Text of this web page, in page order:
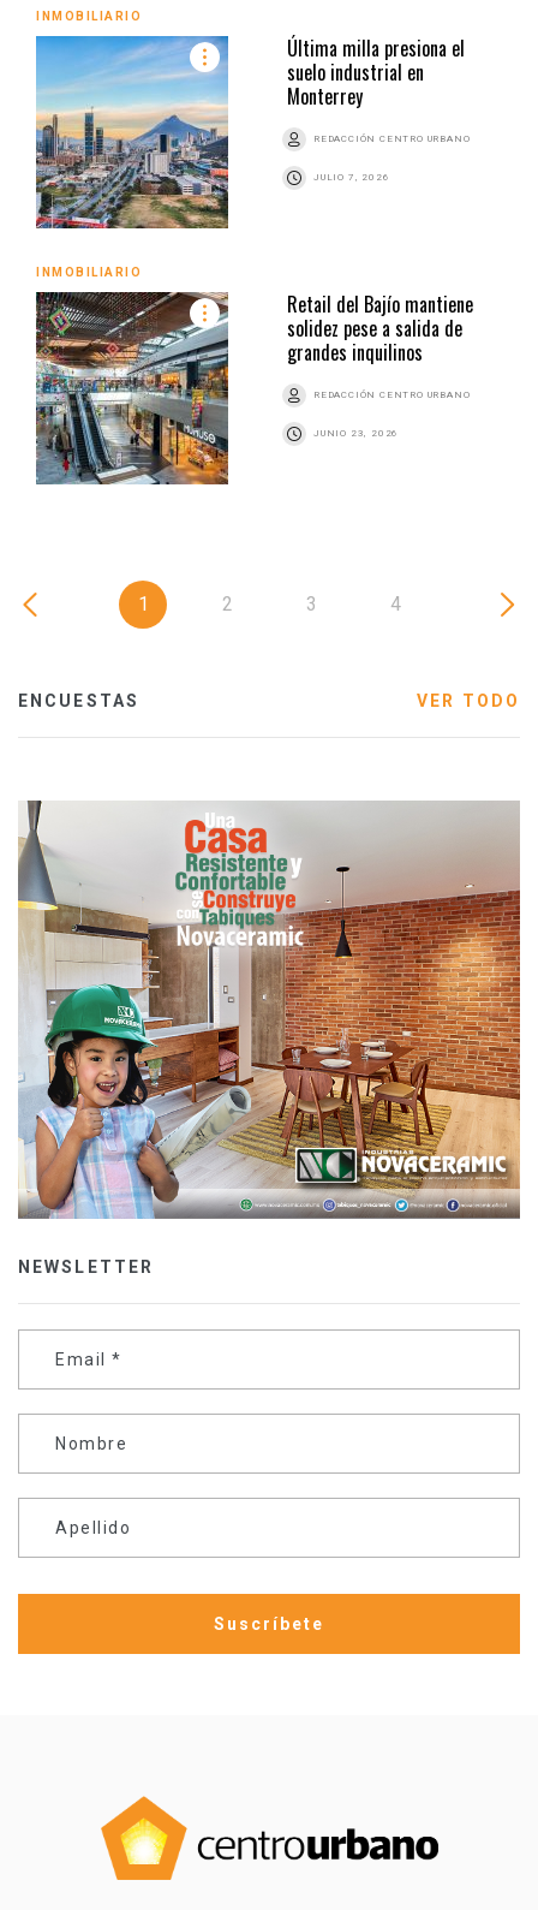
INMOBILIARIO
Última milla presiona el
suelo industrial en
Monterrey
REDACCIÓN CENTRO URBANO
JULIO 7, 2026
INMOBILIARIO
Retail del Bajío mantiene
solidez pese a salida de
grandes inquilinos
REDACCIÓN CENTRO URBANO
JUNIO 23, 2026
1 2 3 4
ENCUESTAS VER TODO
NEWSLETTER
Email *
Nombre
Apellido